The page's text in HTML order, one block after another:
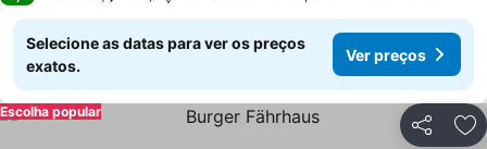
Selecione as datas para ver os preços
exatos.
Ver preços
Partilhar
Escolha popular